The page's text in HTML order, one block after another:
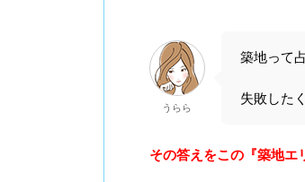
うらら
築地って
失敗した
その答えをこの『築地エ